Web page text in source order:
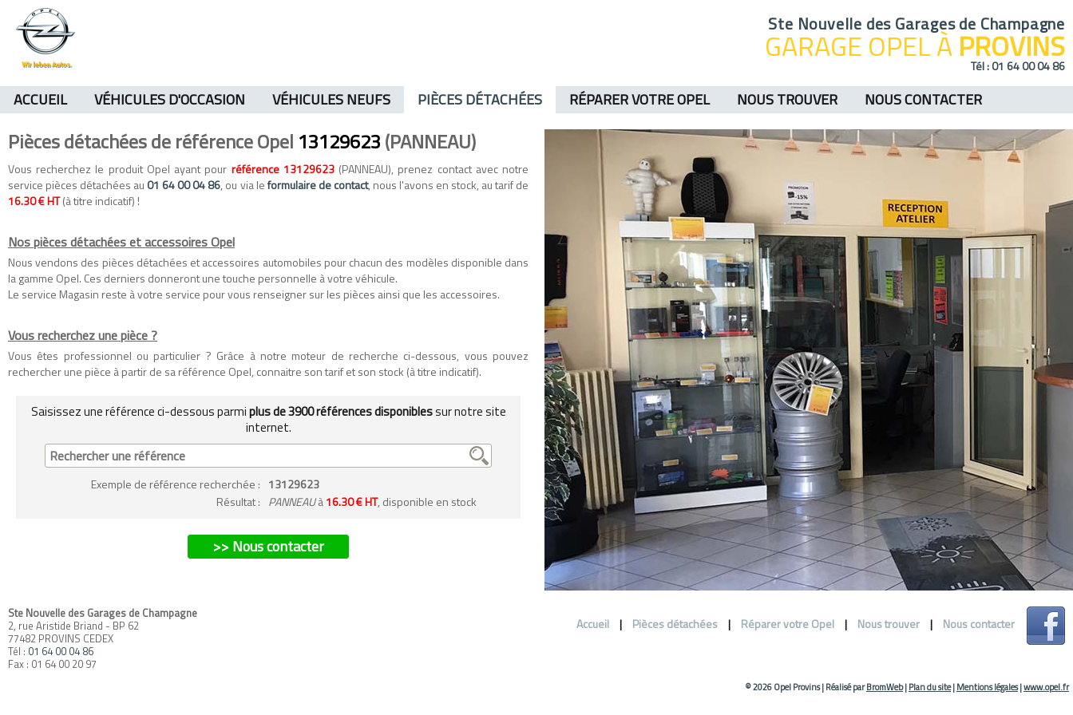
Ste Nouvelle des Garages de Champagne
GARAGE OPEL ÀPROVINS
Tél :01 64 00 04 86
ACCUEIL VÉHICULES D'OCCASION VÉHICULES NEUFS PIÈCES DÉTACHÉES RÉPARER VOTRE OPEL NOUS TROUVER NOUS CONTACTER
Pièces détachées de référence Opel 13129623(PANNEAU)
Vous recherchez le produit Opel ayant pour référence 13129623(PANNEAU), prenez contact avec notre
service pièces détachées au 01 64 00 04 86, ou via leformulaire de contact, nous l'avons en stock, au tarif de
16.30 € HT(à titre indicatif) !
Nos pièces détachées et accessoires Opel
Nous vendons des pièces détachées etaccessoires automobiles pour chacun des modèles disponible dans
la gamme Opel. Ces derniers donneront une touche personnelle à votre véhicule.
Le service Magasin reste à votre service pour vous renseigner sur les pièces ainsi que les accessoires.
Vous recherchez une pièce ?
Vous êtes professionnel ou particulier ? Grâce à notre moteur de recherche ci-dessous, vous pouvez
rechercher une pièce à partir de sa référence Opel, connaitre son tarif et son stock (à titre indicatif).
Saisissez une référence ci-dessous parmiplus de 3900 références disponiblessur notre site
internet.
Exemple de référence recherchée : 13129623
Résultat : PANNEAUà16.30 € HT, disponible en stock
>> Nous contacter
Ste Nouvelle des Garages de Champagne
2, rue Aristide Briand - BP 62
77482 PROVINS CEDEX
Tél : 01 64 00 04 86
Fax : 01 64 00 20 97
Accueil | Pièces détachées | Réparer votre Opel | Nous trouver | Nous contacter
© 2026 Opel Provins|Réalisé parBromWeb|Plan du site|Mentions légales|www.opel.fr